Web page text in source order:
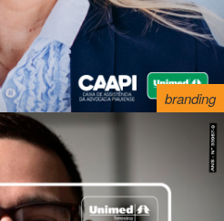
branding